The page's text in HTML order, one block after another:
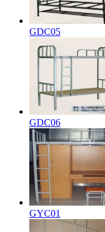
GDC05
GDC06
GYC01